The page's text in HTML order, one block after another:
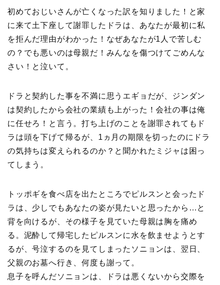
初めておじいさんが亡くなった訳を知りました！と家
に来て土下座して謝罪したドラは、あなたが最初に私
を拒んだ理由がわかった！なぜあなたが1人で苦しむ
の？でも悪いのは母親だ！みんなを傷つけてごめんな
さい！と泣いて。
ドラと契約した事を不満に思うエギョだが、ジンダン
は契約したから会社の業績も上がった！会社の事は俺
に任せろ！と言う。打ち上げのことを謝罪されてもド
ラは頭を下げて帰るが、1ヵ月の期限を切ったのにドラ
の気持ちは変えられるのか？と聞かれたミジャは困っ
てしまう。
トッポギを食べ店を出たところでピルスンと会ったド
ラは、少しでもあなたの姿が見たいと思ったから…と
背を向けるが、その様子を見ていた母親は胸を痛め
る。泥酔して帰宅したピルスンに水を飲ませようとす
るが、号泣するのを見てしまったソニョンは、翌日、
父親のお墓へ行き、何度も謝って。
息子を呼んだソニョンは、ドラは悪くないから交際を